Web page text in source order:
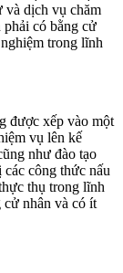
và dịch vụ chăm
có bằng cử
trong lĩnh
được xếp vào một
vụ lên kế
như đào tạo
công thức nấu
thụ trong lĩnh
cử nhân và có ít